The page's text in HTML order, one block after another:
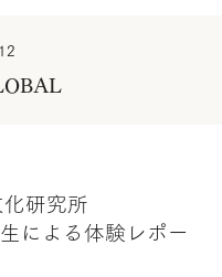
研究所
による体験レポー